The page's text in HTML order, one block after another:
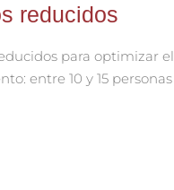
reducidos
para optimizar el
entre 10 y 15 personas